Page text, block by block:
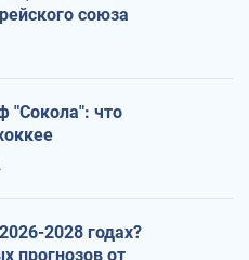
союза
"Сокола": что
2028 годах?
прогнозов от